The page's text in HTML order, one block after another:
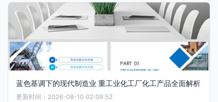
蓝色基调下的现代制造业 重工业化工厂化工产品全面解析
更新时间：2026-08-10 02:09:52